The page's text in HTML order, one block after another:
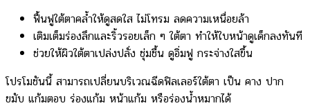
ฟื้นฟูใต้ตาคล้ำให้ดูสดใส ไม่โทรม ลดความเหนื่อยล้า
เติมเต็มร่องลึกและริ้วรอยเล็ก ๆ ใต้ตา ทำให้ใบหน้าดูเด็กลงทันที
ช่วยให้ผิวใต้ตาเปล่งปลั่ง ชุ่มชื้น ดูอิ่มฟู กระจ่างใสขึ้น
โปรโมชันนี้ สามารถเปลี่ยนบริเวณฉีดฟิลเลอร์ใต้ตา เป็น คาง ปาก
ขมับ แก้มตอบ ร่องแก้ม หน้าแก้ม หรือร่องน้ำหมากได้